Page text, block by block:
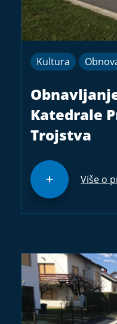
Kultura
Katedrale
Trojstva
Više o